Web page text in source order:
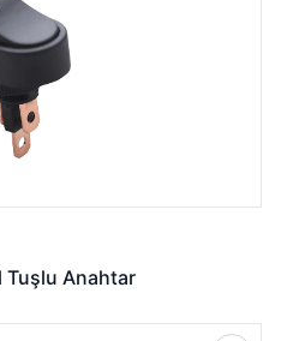
Tuşlu Anahtar